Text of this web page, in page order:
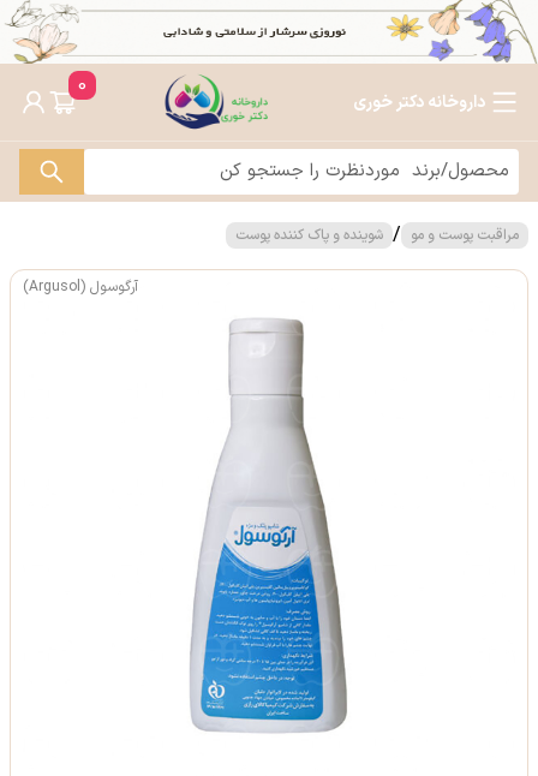
داروخانه دکتر خوری
0
مراقبت پوست و مو / شوینده و پاک کننده پوست
آرگوسول (Argusol)